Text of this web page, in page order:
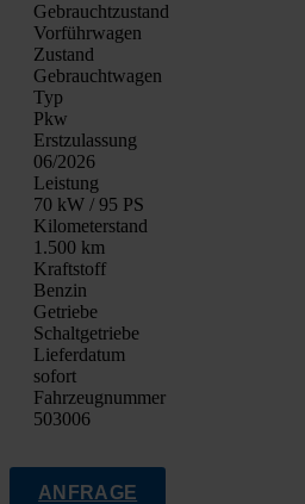
Gebrauchtzustand
Vor­führ­wa­gen
Zustand
Gebraucht­wa­gen
Typ
Pkw
Erst­zu­las­sung
06/2026
Leis­tung
70 kW / 95 PS
Kilo­me­ter­stand
1.500 km
Kraft­stoff
Ben­zin
Getrie­be
Schalt­ge­trie­be
Lie­fer­da­tum
sofort
Fahrzeugnummer
503006
ANFRAGE